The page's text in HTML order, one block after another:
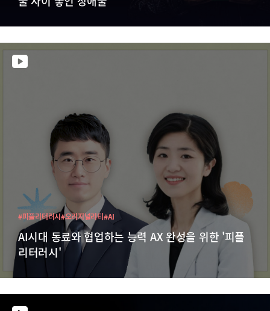
AI시대 동료와 협업하는 능력 AX 완성을 위한 '피플
리터러시'
#피플리터러시#오리지널리티#AI